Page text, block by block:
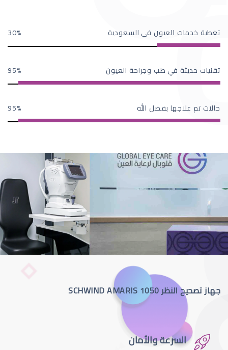
تغطية خدمات العيون في السعودية 30
تقنيات حديثة في طب وجراحة العيون 95
حالات تم علاجها بفضل الله 95
جهاز تصحيح النظر SCHWIND AMARIS 1050
السرعة والأمان